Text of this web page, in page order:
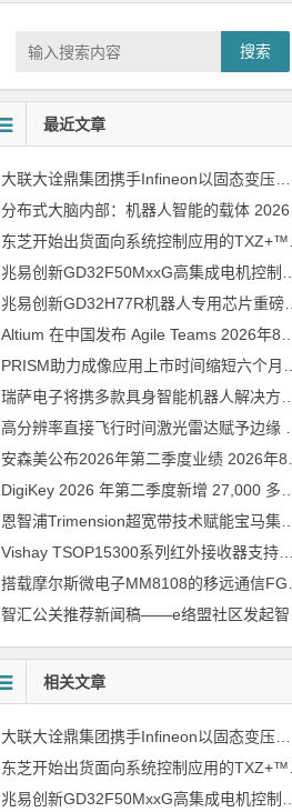
搜索
最近文章
大联大诠鼎集团携手Infineon以固态变压器重构配电效率新标杆
分布式大脑内部：机器人智能的载体 2026年8月6日
兆易创新GD32H77R机器人专用芯片重磅亮相，精准赋能伺服驱动与关节控制
Altium 在中国发布 Agile Teams 2026年8月6日
安森美公布2026年第二季度业绩 2026年8月6日
恩智浦Trimension超宽带技术赋能宝马集团Digital Key Plus及生命体存在检测功能
Vishay TSOP15300系列红外接收器支持所有主流遥控代码
相关文章
大联大诠鼎集团携手Infineon以固态变压器重构配电效率新标杆